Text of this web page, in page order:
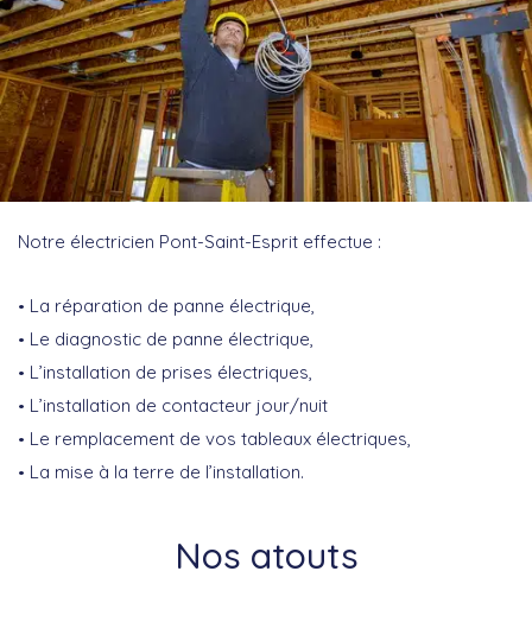
Notre électricien Pont-Saint-Esprit effectue :
La réparation de panne électrique,
Le diagnostic de panne électrique,
L’installation de prises électriques,
L’installation de contacteur jour/nuit
Le remplacement de vos tableaux électriques,
La mise à la terre de l’installation.
Nos atouts